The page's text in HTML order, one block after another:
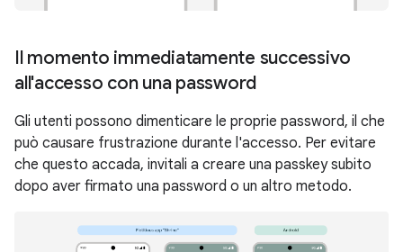
Il momento immediatamente successivo
all'accesso con una password
Gli utenti possono dimenticare le proprie password, il che
può causare frustrazione durante l'accesso. Per evitare
che questo accada, invitali a creare una passkey subito
dopo aver firmato una password o un altro metodo.